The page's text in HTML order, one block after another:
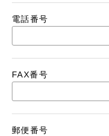
電話番号
FAX番号
郵便番号